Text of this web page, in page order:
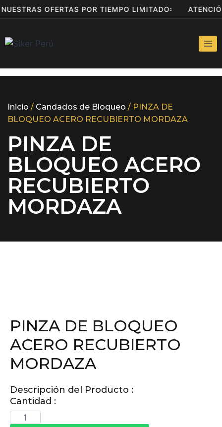
NUESTRAS OFERTAS POR TIEMPO LIMITADO
Inicio / Candados de Bloqueo / PINZA DE
BLOQUEO ACERO RECUBIERTO MORDAZA
PINZA DE
BLOQUEO ACERO
RECUBIERTO
MORDAZA
PINZA DE BLOQUEO
ACERO RECUBIERTO
MORDAZA
Descripción del Producto :
Cantidad :